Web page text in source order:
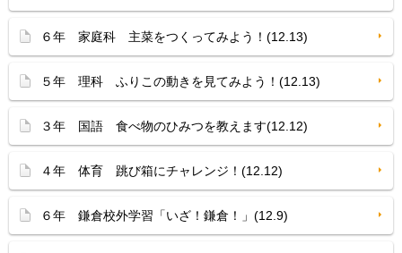
６年 家庭科 主菜をつくってみよう！(12.13)
５年 理科 ふりこの動きを見てみよう！(12.13)
３年 国語 食べ物のひみつを教えます(12.12)
４年 体育 跳び箱にチャレンジ！(12.12)
６年 鎌倉校外学習「いざ！鎌倉！」(12.9)